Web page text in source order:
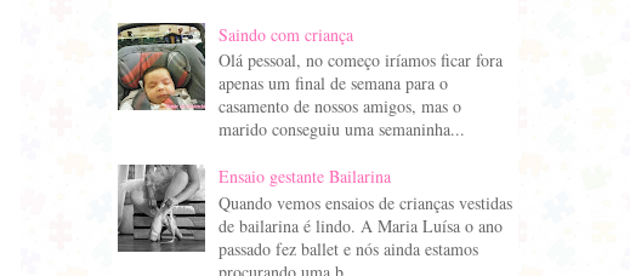
Saindo com criança
Olá pessoal, no começo iríamos ficar fora
apenas um final de semana para o
casamento de nossos amigos, mas o
marido conseguiu uma semaninha...
Ensaio gestante Bailarina
Quando vemos ensaios de crianças vestidas
de bailarina é lindo. A Maria Luísa o ano
passado fez ballet e nós ainda estamos